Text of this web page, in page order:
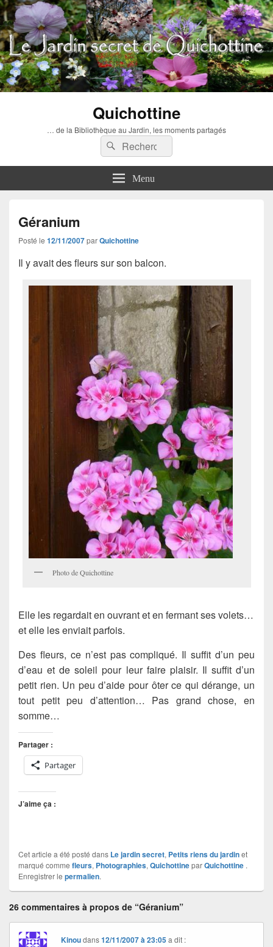
Quichottine
… de la Bibliothèque au Jardin, les moments partagés
Recherche :
Rechercher
Menu
Géranium
Posté le 12/11/2007parQuichottine
Il y avait des fleurs sur son balcon.
Photo de Quichottine
Elle les regardait en ouvrant et en fermant ses volets…
et elle les enviait parfois.
Des fleurs, ce n’est pas compliqué. Il suffit d’un peu
d’eau et de soleil pour leur faire plaisir. Il suffit d’un
petit rien. Un peu d’aide pour ôter ce qui dérange, un
tout petit peu d’attention… Pas grand chose, en
somme…
Partager :
Partager
J’aime ça :
Cet article a été posté dans Le jardin secret, Petits riens du jardinet
marqué comme fleurs, Photographies, QuichottineparQuichottine .
Enregistrer le permalien.
26 commentaires à propos de “Géranium”
Kinoudans12/11/2007 à 23:05 a dit :